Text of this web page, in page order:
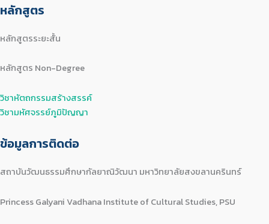
หลักสูตร
หลักสูตรระยะสั้น
หลักสูตร Non-Degree
วิชาหัตถกรรมสร้างสรรค์
วิชามหัศจรรย์ภูมิปัญญา
ข้อมูลการติดต่อ
สถาบันวัฒนธรรมศึกษากัลยาณิวัฒนา มหาวิทยาลัยสงขลานครินทร์
Princess Galyani Vadhana Institute of Cultural Studies, PSU